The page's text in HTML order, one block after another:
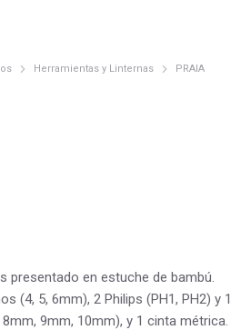
Herramientas y Linternas PRAIA
presentado en estuche de bambú.
(4, 5, 6mm), 2 Philips (PH1, PH2) y 1
9mm, 10mm), y 1 cinta métrica.